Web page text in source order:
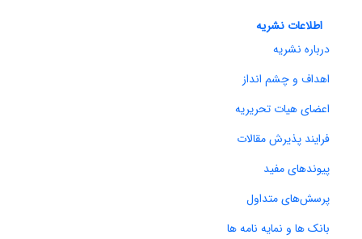
اطلاعات نشریه
درباره نشریه
اهداف و چشم انداز
اعضای هیات تحریریه
فرایند پذیرش مقالات
پیوندهای مفید
پرسش‌های متداول
بانک ها و نمایه نامه ها